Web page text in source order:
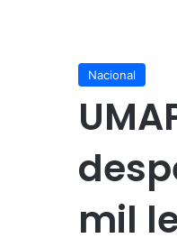
Nacional
mil